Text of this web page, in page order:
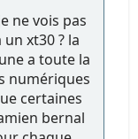
ne vois pas
xt30 ? la
a toute la
numériques
certaines
bernal